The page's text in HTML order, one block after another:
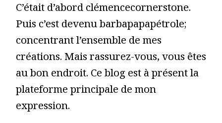
C’était d’abord clémencecornerstone.
Puis c’est devenu barbapapapétrole;
concentrant l’ensemble de mes
créations. Mais rassurez-vous, vous êtes
au bon endroit. Ce blog est à présent la
plateforme principale de mon
expression.